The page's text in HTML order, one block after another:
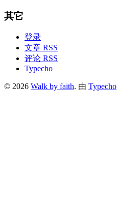
其它
登录
文章 RSS
评论 RSS
Typecho
© 2026 Walk by faith. 由 Typecho